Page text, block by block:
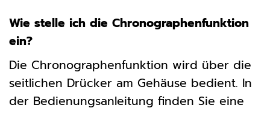
Wie stelle ich die Chronographenfunktion
ein?
Die Chronographenfunktion wird über die
seitlichen Drücker am Gehäuse bedient. In
der Bedienungsanleitung finden Sie eine